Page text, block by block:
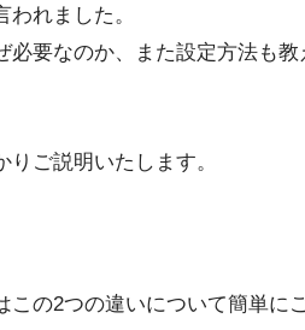
われました。
必要なのか、また設定方法も
りご説明いたします。
この2つの違いについて簡単に